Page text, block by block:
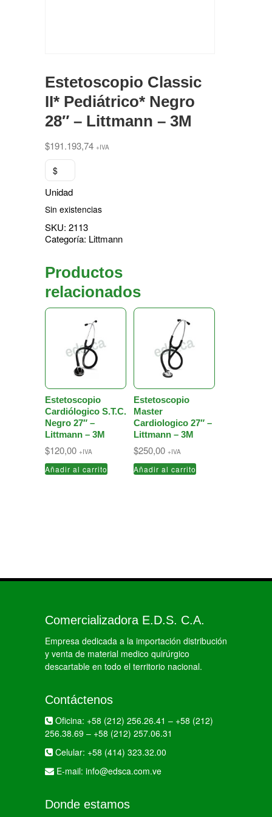
Estetoscopio Classic
II* Pediátrico* Negro
28″ – Littmann – 3M
$191.193,74 +IVA
$
Unidad
Sin existencias
SKU: 2113
Categoría: Littmann
Productos
relacionados
Estetoscopio
Cardiólogico S.T.C.
Negro 27″ –
Littmann – 3M
$120,00 +IVA
Añadir al carrito
Estetoscopio
Master
Cardiologico 27″ –
Littmann – 3M
$250,00 +IVA
Añadir al carrito
Comercializadora E.D.S. C.A.
Empresa dedicada a la importación distribución
y venta de material medico quirúrgico
descartable en todo el territorio nacional.
Contáctenos
Oficina: +58 (212) 256.26.41 – +58 (212)
256.38.69 – +58 (212) 257.06.31
Celular: +58 (414) 323.32.00
E-mail: info@edsca.com.ve
Donde estamos